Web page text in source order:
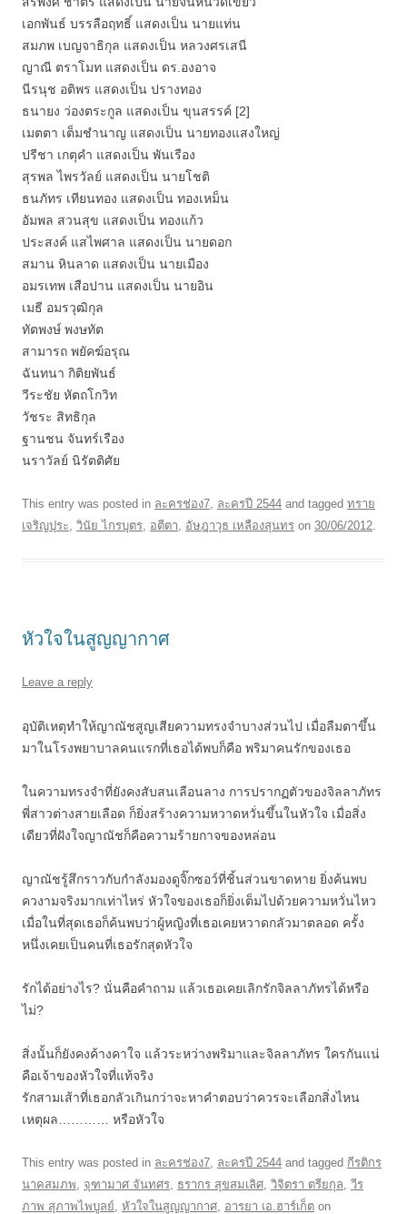
เอกพันธ์ บรรลือฤทธิ์ แสดงเป็น นายแท่น
สมภพ เบญจาธิกุล แสดงเป็น หลวงศรเสนี
ญาณี ตราโมท แสดงเป็น ดร.องอาจ
นีรนุช อติพร แสดงเป็น ปรางทอง
ธนายง ว่องตระกูล แสดงเป็น ขุนสรรค์ [2]
เมตตา เต็มชำนาญ แสดงเป็น นายทองแสงใหญ่
ปรีชา เกตุคำ แสดงเป็น พันเรือง
สุรพล ไพรวัลย์ แสดงเป็น นายโชติ
ธนภัทร เทียนทอง แสดงเป็น ทองเหม็น
อัมพล สวนสุข แสดงเป็น ทองแก้ว
ประสงค์ แสไพศาล แสดงเป็น นายดอก
สมาน หินลาด แสดงเป็น นายเมือง
อมรเทพ เสือปาน แสดงเป็น นายอิน
เมธี อมรวุฒิกุล
ทัตพงษ์ พงษทัต
สามารถ พยัคฆ์อรุณ
ฉันทนา กิติยพันธ์
วีระชัย หัตถโกวิท
วัชระ สิทธิกุล
ฐานชน จันทร์เรือง
นราวัลย์ นิรัตติศัย
This entry was posted in ละครช่อง7, ละครปี 2544 and tagged ทราย
เจริญปุระ, วินัย ไกรบุตร, อตีตา, อัษฎาวุธ เหลืองสุนทร on 30/06/2012.
หัวใจในสูญญากาศ
Leave a reply
อุบัติเหตุทำให้ญาณัชสูญเสียความทรงจำบางส่วนไป เมื่อลืมตาขึ้น
มาในโรงพยาบาลคนแรกที่เธอได้พบก็คือ พริมาคนรักของเธอ
ในความทรงจำที่ยังคงสับสนเลือนลาง การปรากฏตัวของจิลลาภัทร
พี่สาวต่างสายเลือด ก็ยิ่งสร้างความหวาดหวั่นขึ้นในหัวใจ เมื่อสิ่ง
เดียวที่ฝังใจญาณัชก็คือความร้ายกาจของหล่อน
ญาณัชรู้สึกราวกับกำลังมองดูจิ๊กซอว์ที่ชิ้นส่วนขาดหาย ยิ่งค้นพบ
ควงามจริงมากเท่าไหร่ หัวใจของเธอก็ยิ่งเต็มไปด้วยความหวั่นไหว
เมื่อในที่สุดเธอก็ค้นพบว่าผู้หญิงที่เธอเคยหวาดกลัวมาตลอด ครั้ง
หนึ่งเคยเป็นคนที่เธอรักสุดหัวใจ
รักได้อย่างไร? นั่นคือคำถาม แล้วเธอเคยเลิกรักจิลลาภัทรได้หรือ
ไม่?
สิ่งนั้นก็ยังคงค้างคาใจ แล้วระหว่างพริมาและจิลลาภัทร ใครกันแน่
คือเจ้าของหัวใจที่แท้จริง
รักสามเส้าที่เธอกลัวเกินกว่าจะหาคำตอบว่าควรจะเลือกสิ่งไหน
เหตุผล………… หรือหัวใจ
This entry was posted in ละครช่อง7, ละครปี 2544 and tagged กีรติกร
นาคสมภพ, จุฑามาศ จันทศร, ธรากร สุขสมเลิศ, วิจิตรา ตรียกุล, วีร
ภาพ สุภาพไพบูลย์, หัวใจในสูญญากาศ, อารยา เอ.ฮาร์เก็ต on